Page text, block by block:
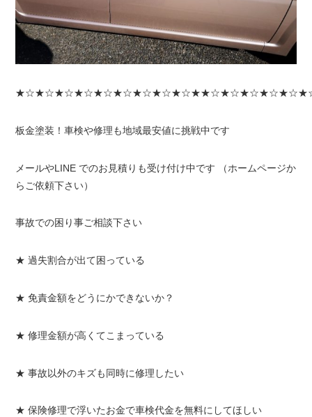
板金塗装！車検や修理も地域最安値に挑戦中です
メールやLINE でのお見積りも受け付け中です （ホームページか
らご依頼下さい）
事故での困り事ご相談下さい
★ 過失割合が出て困っている
★ 免責金額をどうにかできないか？
★ 修理金額が高くてこまっている
★ 事故以外のキズも同時に修理したい
★ 保険修理で浮いたお金で車検代金を無料にしてほしい